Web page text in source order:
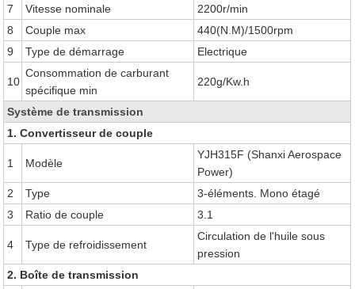
7 Vitesse nominale
2200r/min
8
Couple max
440(N.M)/1500rpm
9
Type de démarrage Electrique
10
Consommation de carburant
spécifique min
220g/Kw.h
Système de transmission
1. Convertisseur de couple
1 Modèle
YJH315F (Shanxi Aerospace
Power)
2
Type
3-éléments. Mono étagé
3
Ratio de couple 3.1
4 Type de refroidissement
Circulation de l'huile sous
pression
2. Boîte de transmission